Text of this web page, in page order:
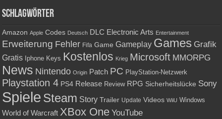
Schlagwörter
Amazon Apple Codes Deutsch DLC Electronic Arts Entertainment
Erweiterung Fehler Fifa Game Gameplay Games Grafik
Gratis Iphone Keys Kostenlos Krieg Microsoft MMORPG
News Nintendo Origin Patch PC PlayStation-Netzwerk
Playstation 4 PS4 Release Review RPG Sicherheitslücke Sony
Spiele Steam Story Trailer Update Videos WiiU Windows
World of Warcraft XBox One YouTube